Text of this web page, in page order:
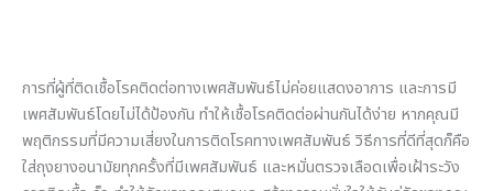
การที่ผู้ที่ติดเชื้อโรคติดต่อทางเพศสัมพันธ์ไม่ค่อยแสดงอาการ และการมี
เพศสัมพันธ์โดยไม่ได้ป้องกัน ทำให้เชื้อโรคติดต่อผ่านกันได้ง่าย หากคุณมี
พฤติกรรมที่มีความเสี่ยงในการติดโรคทางเพศสัมพันธ์ วิธีการที่ดีที่สุดก็คือ
ใส่ถุงยางอนามัยทุกครั้งที่มีเพศสัมพันธ์ และหมั่นตรวจเลือดเพื่อเฝ้าระวัง